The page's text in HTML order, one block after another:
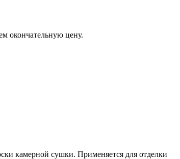
окончательную цену.
камерной сушки. Применяется для отделки